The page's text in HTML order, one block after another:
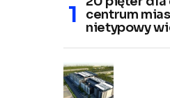
centrum
nietypowy